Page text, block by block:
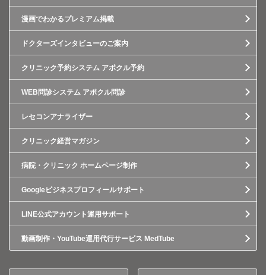
漫画でわかるプレミアム掲載
ドクターズインタビューのご案内
クリニック予約システム アポクル予約
WEB問診システム アポクル問診
レセコンアナライザー
クリニック経営マガジン
病院・クリニック ホームページ制作
Googleビジネスプロフィールサポート
LINE公式アカウント運用サポート
動画制作・YouTube運用代行サービス MedTube